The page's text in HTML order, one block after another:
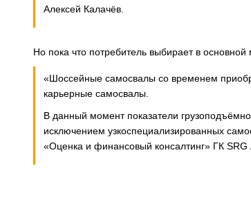
Алексей Калачёв.
Но пока что потребитель выбирает в
«Шоссейные самосвалы со временем
карьерные самосвалы.
В данный момент показатели
исключением узкоспециализированных
«Оценка и финансовый консалтинг» ГК SRG